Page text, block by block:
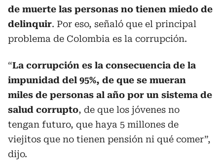
de muerte las personas no tienen miedo de
delinquir. Por eso, señaló que el principal
problema de Colombia es la corrupción.
“La corrupción es la consecuencia de la
impunidad del 95%, de que se mueran
miles de personas al año por un sistema de
salud corrupto, de que los jóvenes no
tengan futuro, que haya 5 millones de
viejitos que no tienen pensión ni qué comer”,
dijo.